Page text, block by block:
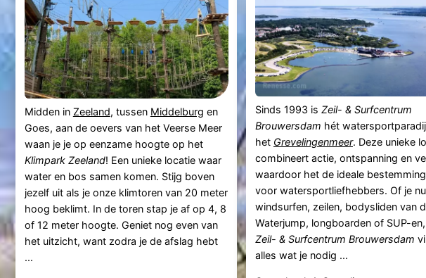
Midden in Zeeland, tussen Middelburg en
Goes, aan de oevers van het Veerse Meer
waan je je op eenzame hoogte op het
Klimpark Zeeland! Een unieke locatie waar
water en bos samen komen. Stijg boven
jezelf uit als je onze klimtoren van 20 meter
hoog beklimt. In de toren stap je af op 4, 8
of 12 meter hoogte. Geniet nog even van
het uitzicht, want zodra je de afslag hebt
...
Sinds 1993 is Zeil- & Surfcentrum
Brouwersdam hét
het Grevelingenmeer. Deze unieke
combineert actie, ontspanning en
waardoor het de ideale
voor watersportliefhebbers. Of je
windsurfen, zeilen, bodysliden van
Waterjump, longboarden of SUP-
Zeil- & Surfcentrum Brouwersdam
alles wat je nodig ...